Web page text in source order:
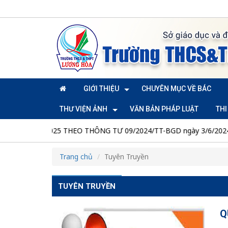
GIỚI THIỆU CHUYÊN MỤC VỀ BÁC
THƯ VIỆN ẢNH VĂN BẢN PHÁP LUẬT
2025 THEO THÔNG TƯ 09/2024/TT-BGD ngày 3/6/2024
Trang chủ Tuyên Truyền
TUYÊN TRUYỀN